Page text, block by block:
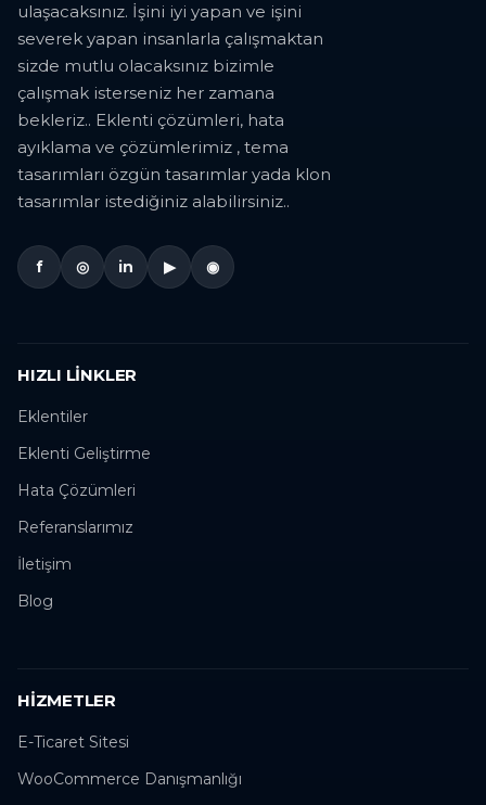
ulaşacaksınız. İşini iyi yapan ve işini
severek yapan insanlarla çalışmaktan
sizde mutlu olacaksınız bizimle
çalışmak isterseniz her zamana
bekleriz.. Eklenti çözümleri, hata
ayıklama ve çözümlerimiz , tema
tasarımları özgün tasarımlar yada klon
tasarımlar istediğiniz alabilirsiniz..
f ◎ in ▶ ◉
HIZLI LINKLER
Eklentiler
Eklenti Geliştirme
Hata Çözümleri
Referanslarımız
İletişim
Blog
HIZMETLER
E-Ticaret Sitesi
WooCommerce Danışmanlığı